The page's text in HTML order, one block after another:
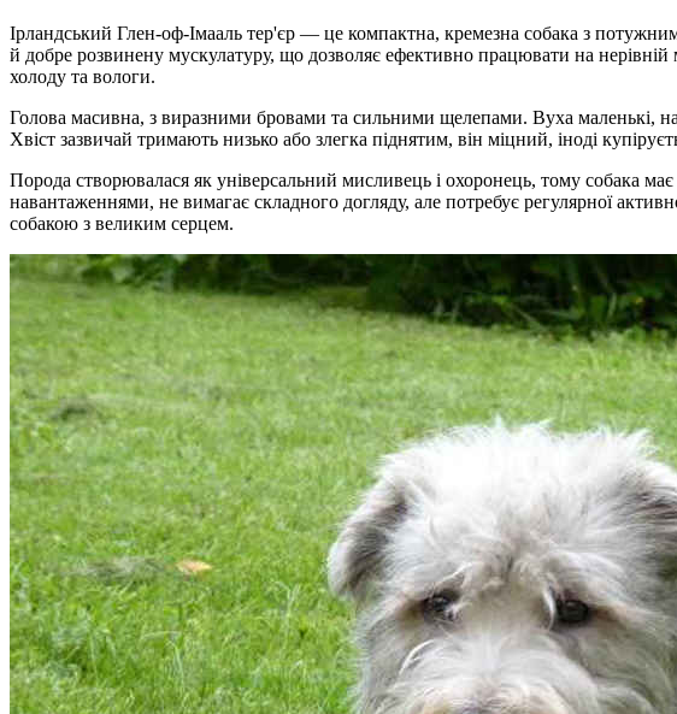
Ірландський Глен-оф-Імааль тер'єр — це компактна, кремезна собака з
й добре розвинену мускулатуру, що дозволяє ефективно працювати на
холоду та вологи.
Голова масивна, з виразними бровами та сильними щелепами. Вуха маленькі,
Хвіст зазвичай тримають низько або злегка піднятим, він міцний, іноді
Порода створювалася як універсальний мисливець і охоронець, тому собака
навантаженнями, не вимагає складного догляду, але потребує регулярної
собакою з великим серцем.